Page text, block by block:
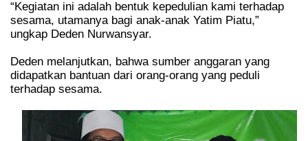
“Kegiatan ini adalah bentuk kepedulian kami terhadap
sesama, utamanya bagi anak-anak Yatim Piatu,”
ungkap Deden Nurwansyar.
Deden melanjutkan, bahwa sumber anggaran yang
didapatkan bantuan dari orang-orang yang peduli
terhadap sesama.